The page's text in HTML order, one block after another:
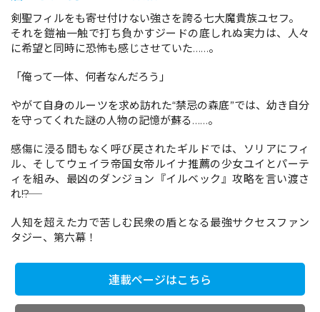
コミックパルフェ
コミックエッセイ
閉じる
剣聖フィルをも寄せ付けない強さを誇る七大魔貴族ユセフ。
それを鎧袖一触で打ち負かすジードの底しれぬ実力は、人々
に希望と同時に恐怖も感じさせていた……。
「俺って一体、何者なんだろう」
やがて自身のルーツを求め訪れた“禁忌の森底”では、幼き自分
を守ってくれた謎の人物の記憶が蘇る……。
感傷に浸る間もなく呼び戻されたギルドでは、ソリアにフィ
ル、そしてウェイラ帝国女帝ルイナ推薦の少女ユイとパーテ
ィを組み、最凶のダンジョン『イルベック』攻略を言い渡さ
れ――!?
人知を超えた力で苦しむ民衆の盾となる最強サクセスファン
タジー、第六幕！
連載ページはこちら